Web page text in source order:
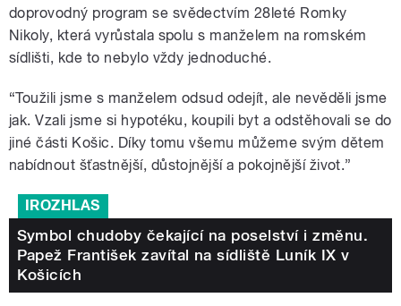
doprovodný program se svědectvím 28leté Romky
Nikoly, která vyrůstala spolu s manželem na romském
sídlišti, kde to nebylo vždy jednoduché.
“Toužili jsme s manželem odsud odejít, ale nevěděli jsme
jak. Vzali jsme si hypotéku, koupili byt a odstěhovali se do
jiné části Košic. Díky tomu všemu můžeme svým dětem
nabídnout šťastnější, důstojnější a pokojnější život.”
IROZHLAS
Symbol chudoby čekající na poselství i změnu.
Papež František zavítal na sídliště Luník IX v
Košicích